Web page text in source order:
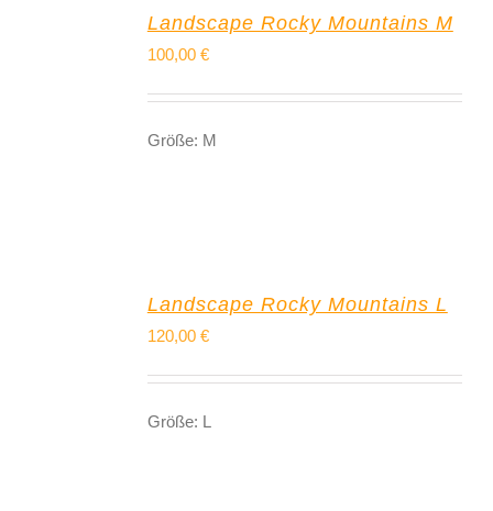
Landscape Rocky Mountains M
100,00 €
Größe: M
Landscape Rocky Mountains L
120,00 €
Größe: L